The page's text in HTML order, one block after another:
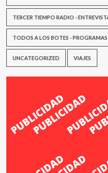
TERCER TIEMPO RADIO -
TODOS A LOS BOTES - PROGRAMAS
UNCATEGORIZED VIAJES